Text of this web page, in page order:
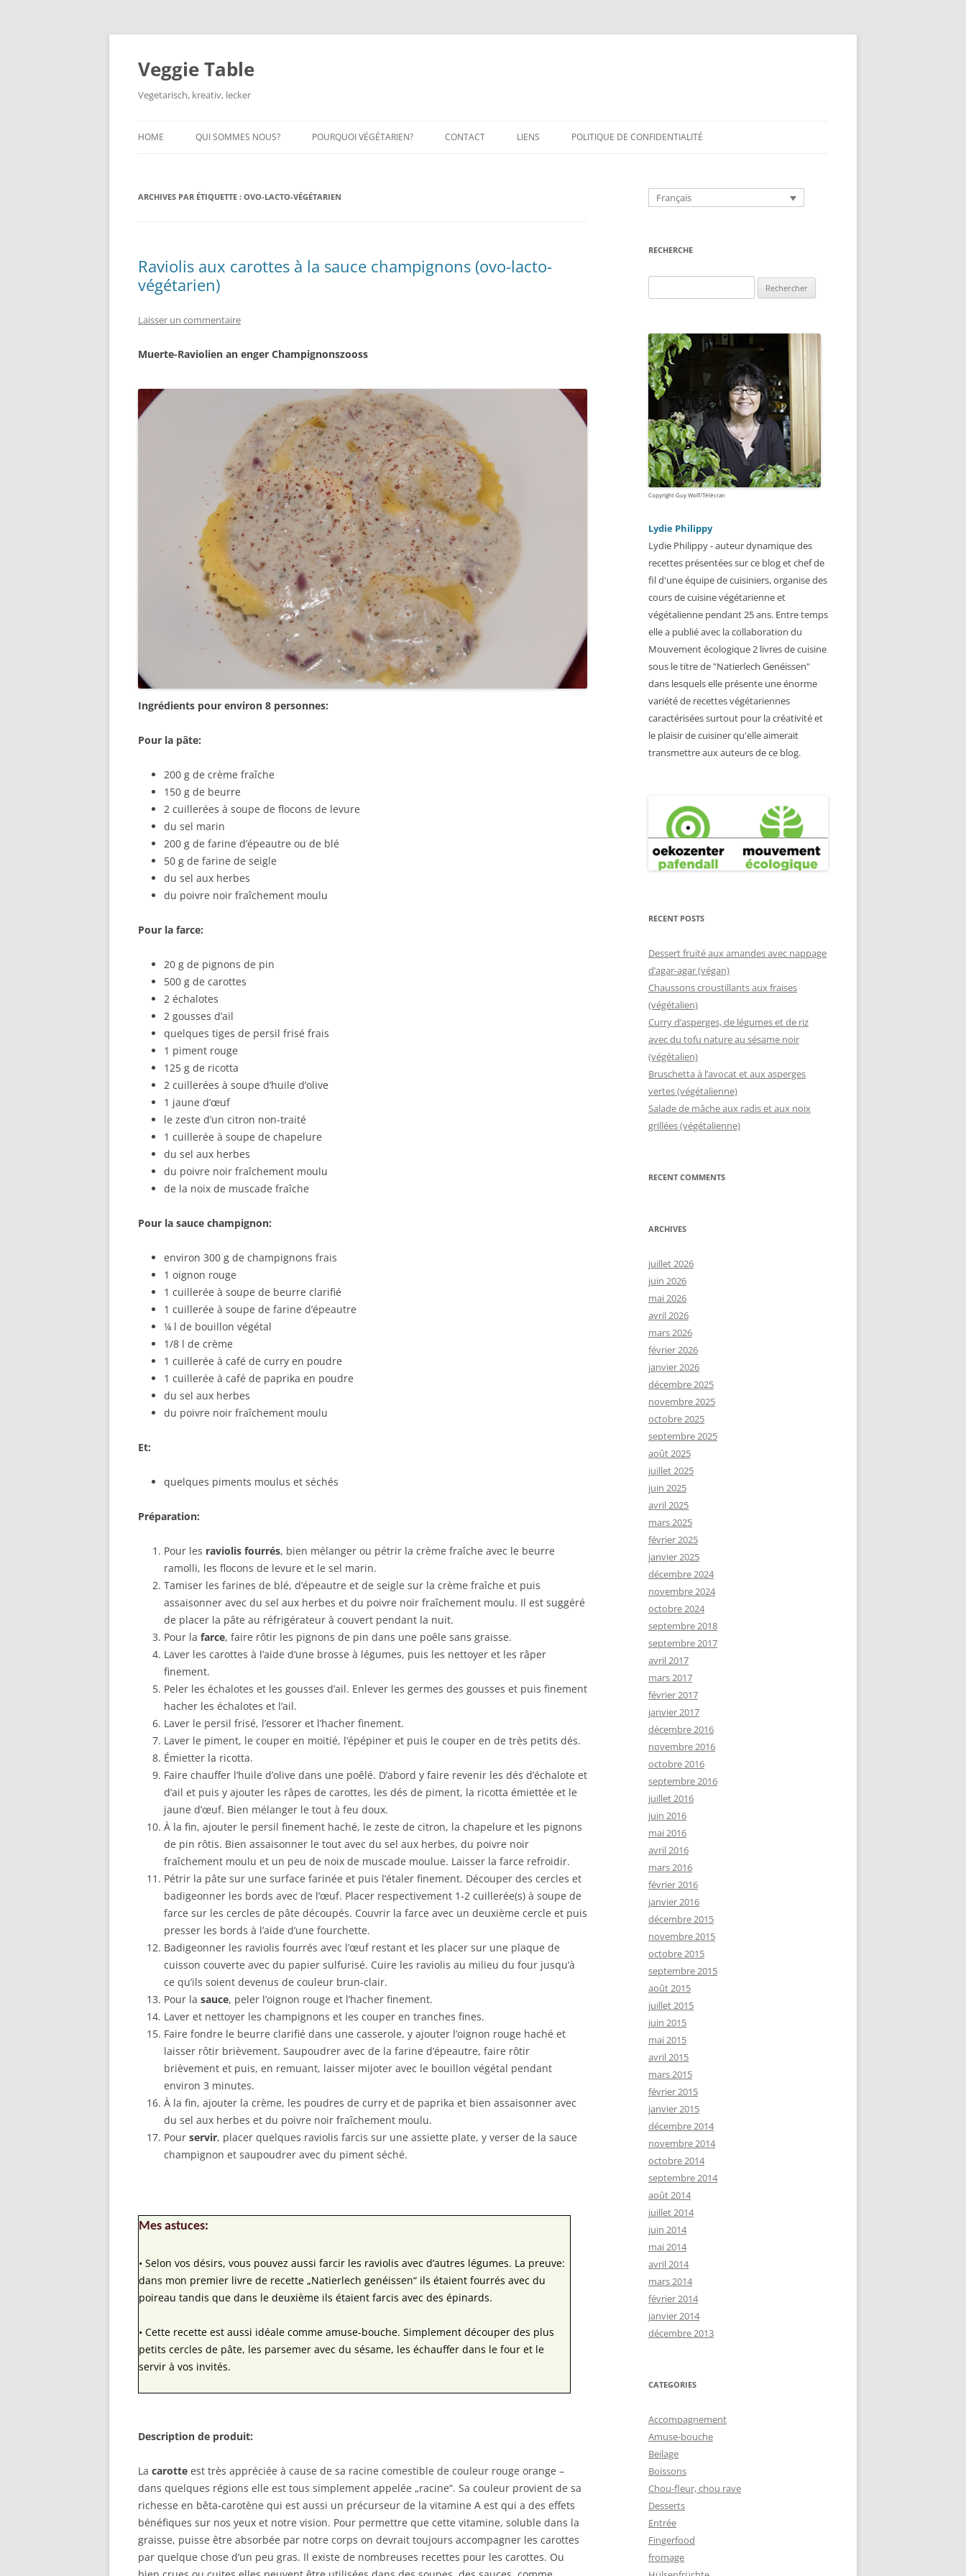
Aller
Veggie Table
Vegetarisch, kreativ, lecker
HOME QUI SOMMES NOUS? POURQUOI VÉGÉTARIEN? CONTACT LIENS POLITIQUE DE CONFIDENTIALITÉ
ARCHIVES PAR ÉTIQUETTE : OVO-LACTO-VÉGÉTARIEN
Raviolis aux carottes à la sauce champignons (ovo-lacto-
végétarien)
Laisser un commentaire
Muerte-Raviolien an enger Champignonszooss
Ingrédients pour environ 8 personnes:
Pour la pâte:
200 g de crème fraîche
150 g de beurre
2 cuillerées à soupe de flocons de levure
du sel marin
200 g de farine d’épeautre ou de blé
50 g de farine de seigle
du sel aux herbes
du poivre noir fraîchement moulu
Pour la farce:
20 g de pignons de pin
500 g de carottes
2 échalotes
2 gousses d’ail
quelques tiges de persil frisé frais
1 piment rouge
125 g de ricotta
2 cuillerées à soupe d’huile d’olive
1 jaune d’œuf
le zeste d’un citron non-traité
1 cuillerée à soupe de chapelure
du sel aux herbes
du poivre noir fraîchement moulu
de la noix de muscade fraîche
Pour la sauce champignon:
environ 300 g de champignons frais
1 oignon rouge
1 cuillerée à soupe de beurre clarifié
1 cuillerée à soupe de farine d’épeautre
¼ l de bouillon végétal
1/8 l de crème
1 cuillerée à café de curry en poudre
1 cuillerée à café de paprika en poudre
du sel aux herbes
du poivre noir fraîchement moulu
Et:
quelques piments moulus et séchés
Préparation:
Pour les raviolis fourrés, bien mélanger ou pétrir la crème fraîche avec le beurre
ramolli, les flocons de levure et le sel marin.
Tamiser les farines de blé, d’épeautre et de seigle sur la crème fraîche et puis
assaisonner avec du sel aux herbes et du poivre noir fraîchement moulu. Il est suggéré
de placer la pâte au réfrigérateur à couvert pendant la nuit.
Pour la farce, faire rôtir les pignons de pin dans une poêle sans graisse.
Laver les carottes à l’aide d’une brosse à légumes, puis les nettoyer et les râper
finement.
Peler les échalotes et les gousses d’ail. Enlever les germes des gousses et puis finement
hacher les échalotes et l’ail.
Laver le persil frisé, l’essorer et l’hacher finement.
Laver le piment, le couper en moitié, l’épépiner et puis le couper en de très petits dés.
Émietter la ricotta.
Faire chauffer l’huile d’olive dans une poêlé. D’abord y faire revenir les dés d’échalote et
d’ail et puis y ajouter les râpes de carottes, les dés de piment, la ricotta émiettée et le
jaune d’œuf. Bien mélanger le tout à feu doux.
À la fin, ajouter le persil finement haché, le zeste de citron, la chapelure et les pignons
de pin rôtis. Bien assaisonner le tout avec du sel aux herbes, du poivre noir
fraîchement moulu et un peu de noix de muscade moulue. Laisser la farce refroidir.
Pétrir la pâte sur une surface farinée et puis l’étaler finement. Découper des cercles et
badigeonner les bords avec de l’œuf. Placer respectivement 1-2 cuillerée(s) à soupe de
farce sur les cercles de pâte découpés. Couvrir la farce avec un deuxième cercle et puis
presser les bords à l’aide d’une fourchette.
Badigeonner les raviolis fourrés avec l’œuf restant et les placer sur une plaque de
cuisson couverte avec du papier sulfurisé. Cuire les raviolis au milieu du four jusqu’à
ce qu’ils soient devenus de couleur brun-clair.
Pour la sauce, peler l’oignon rouge et l’hacher finement.
Laver et nettoyer les champignons et les couper en tranches fines.
Faire fondre le beurre clarifié dans une casserole, y ajouter l’oignon rouge haché et
laisser rôtir brièvement. Saupoudrer avec de la farine d’épeautre, faire rôtir
brièvement et puis, en remuant, laisser mijoter avec le bouillon végétal pendant
environ 3 minutes.
À la fin, ajouter la crème, les poudres de curry et de paprika et bien assaisonner avec
du sel aux herbes et du poivre noir fraîchement moulu.
Pour servir, placer quelques raviolis farcis sur une assiette plate, y verser de la sauce
champignon et saupoudrer avec du piment séché.
Mes astuces:
• Selon vos désirs, vous pouvez aussi farcir les raviolis avec d’autres légumes. La preuve:
dans mon premier livre de recette „Natierlech genéissen“ ils étaient fourrés avec du
poireau tandis que dans le deuxième ils étaient farcis avec des épinards.
• Cette recette est aussi idéale comme amuse-bouche. Simplement découper des plus
petits cercles de pâte, les parsemer avec du sésame, les échauffer dans le four et le
servir à vos invités.
Description de produit:
La carotte est très appréciée à cause de sa racine comestible de couleur rouge orange –
dans quelques régions elle est tous simplement appelée „racine“. Sa couleur provient de sa
richesse en bêta-carotène qui est aussi un précurseur de la vitamine A est qui a des effets
bénéfiques sur nos yeux et notre vision. Pour permettre que cette vitamine, soluble dans la
graisse, puisse être absorbée par notre corps on devrait toujours accompagner les carottes
par quelque chose d’un peu gras. Il existe de nombreuses recettes pour les carottes. Ou
Français
RECHERCHE
Copyright Guy Wolf/Télécran
Lydie Philippy
Lydie Philippy - auteur dynamique des
recettes présentées sur ce blog et chef de
fil d'une équipe de cuisiniers, organise des
cours de cuisine végétarienne et
végétalienne pendant 25 ans. Entre temps
elle a publié avec la collaboration du
Mouvement écologique 2 livres de cuisine
sous le titre de "Natierlech Genéissen"
dans lesquels elle présente une énorme
variété de recettes végétariennes
caractérisées surtout pour la créativité et
le plaisir de cuisiner qu'elle aimerait
transmettre aux auteurs de ce blog.
RECENT POSTS
Dessert fruité aux amandes avec nappage
d’agar-agar (végan)
Chaussons croustillants aux fraises
(végétalien)
Curry d’asperges, de légumes et de riz
avec du tofu nature au sésame noir
(végétalien)
Bruschetta à l’avocat et aux asperges
vertes (végétalienne)
Salade de mâche aux radis et aux noix
grillées (végétalienne)
RECENT COMMENTS
ARCHIVES
juillet 2026
juin 2026
mai 2026
avril 2026
mars 2026
février 2026
janvier 2026
décembre 2025
novembre 2025
octobre 2025
septembre 2025
août 2025
juillet 2025
juin 2025
avril 2025
mars 2025
février 2025
janvier 2025
décembre 2024
novembre 2024
octobre 2024
septembre 2018
septembre 2017
avril 2017
mars 2017
février 2017
janvier 2017
décembre 2016
novembre 2016
octobre 2016
septembre 2016
juillet 2016
juin 2016
mai 2016
avril 2016
mars 2016
février 2016
janvier 2016
décembre 2015
novembre 2015
octobre 2015
septembre 2015
août 2015
juillet 2015
juin 2015
mai 2015
avril 2015
mars 2015
février 2015
janvier 2015
décembre 2014
novembre 2014
octobre 2014
septembre 2014
août 2014
juillet 2014
juin 2014
mai 2014
avril 2014
mars 2014
février 2014
janvier 2014
décembre 2013
CATEGORIES
Accompagnement
Amuse-bouche
Beilage
Boissons
Chou-fleur, chou rave
Desserts
Entrée
Fingerfood
fromage